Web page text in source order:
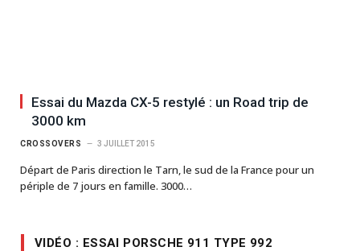
Essai du Mazda CX-5 restylé : un Road trip de
3000 km
CROSSOVERS 3 JUILLET 2015
Départ de Paris direction le Tarn, le sud de la France pour un
périple de 7 jours en famille. 3000…
VIDÉO : ESSAI PORSCHE 911 TYPE 992